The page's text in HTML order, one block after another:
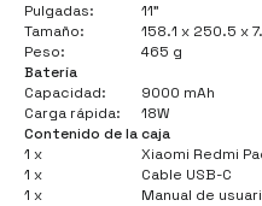
Pulgadas:
11"
Tamaño:
158.1 x 250.5 x
Peso:
465 g
Batería
Capacidad:
9000 mAh
Carga rápida:
18W
Contenido de la caja
1 x
Xiaomi Redmi
1 x
Cable USB-C
1 x
Manual de